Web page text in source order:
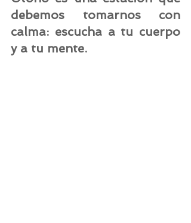
debemos tomarnos con
calma: escucha a tu cuerpo
y a tu mente.